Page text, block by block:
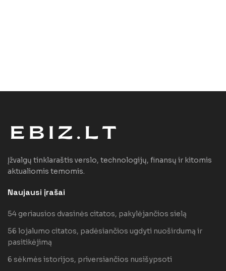
Įžvalgų tinklaraštis verslo, technologijų, finansų ir kitomis
aktualiomis temomis.
Naujausi įrašai
54 geriausios dvasinės citatos, pakylėjančios sielą
56 lojalumo citatos, padėsiančios ugdyti nuoširdumą ir
pasitikėjimą
6 sėkmės istorijos, priversiančios nusišypsoti